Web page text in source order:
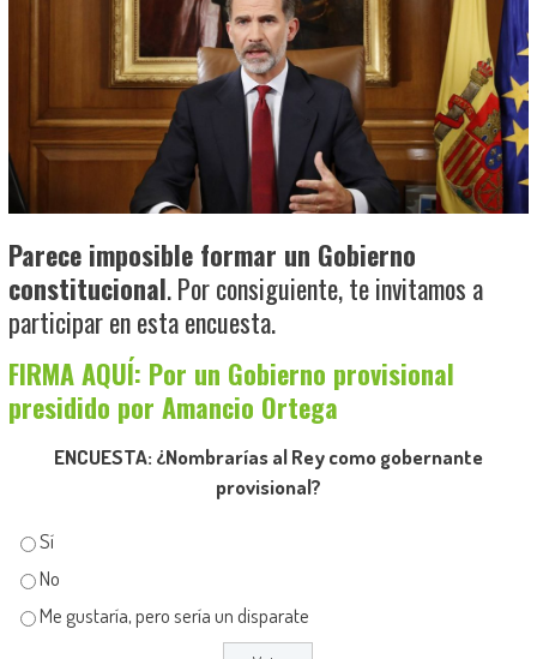
Parece imposible formar un Gobierno
constitucional. Por consiguiente, te invitamos a
participar en esta encuesta.
FIRMA AQUÍ: Por un Gobierno provisional
presidido por Amancio Ortega
ENCUESTA: ¿Nombrarías al Rey como gobernante
provisional?
Sí
No
Me gustaría, pero sería un disparate